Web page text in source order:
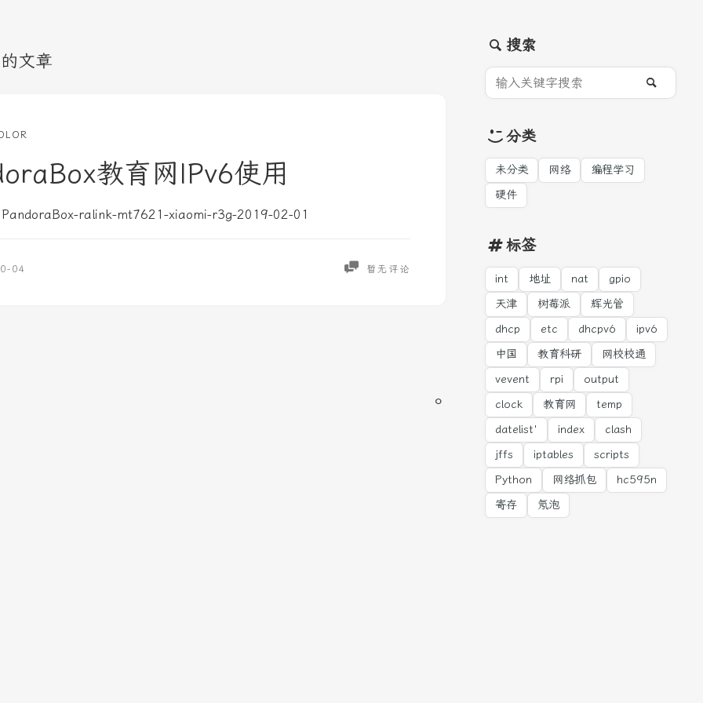
文章
教育网IPv6使用
PandoraBox-ralink-mt7621-xiaomi-r3g-2019-02-01
04 暂无评论
搜索
分类
未分类 网络
编程学习
硬件
标签
int 地址 nat
gpio
天津
树莓派
辉光管
dhcp
etc dhcpv6
ipv6
中国
教育科研
网校校通
vevent
rpi
output
clock
教育网
temp
datelist'
index
clash
jffs
iptables
scripts
Python
网络抓包
hc595n
寄存
氖泡